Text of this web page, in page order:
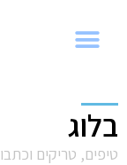
בלוג
טיפים, טריקים